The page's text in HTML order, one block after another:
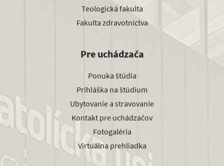
Teologická fakulta
Fakulta zdravotníctva
Pre uchádzača
Ponuka štúdia
Prihláška na štúdium
Ubytovanie a stravovanie
Kontakt pre uchádzačov
Fotogaléria
Virtuálna prehliadka